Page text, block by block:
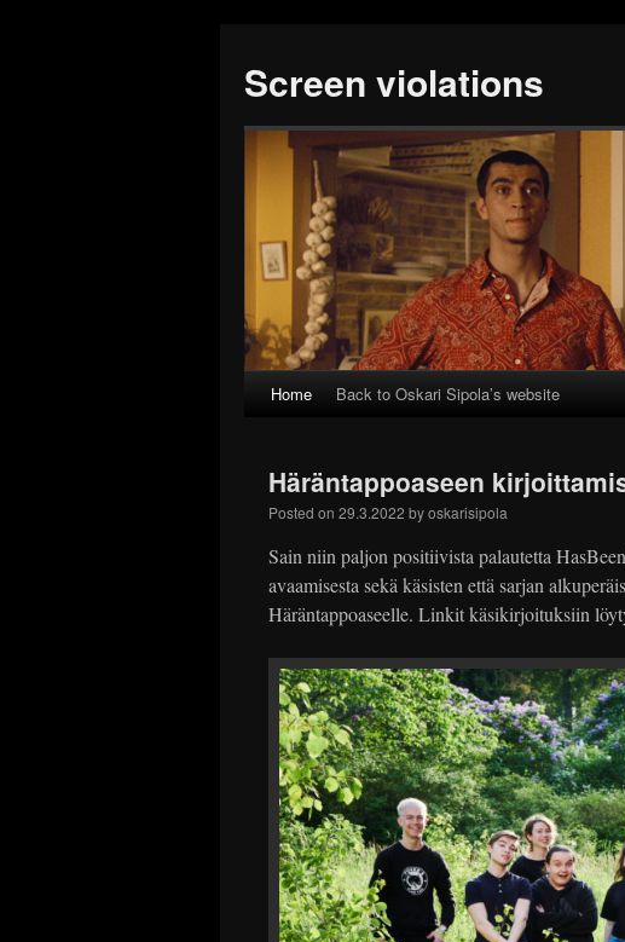
Screen violations
Home Back to Oskari Sipola’s website
Häräntappoaseen
Posted on 29.3.2022 byoskarisipola
Sain niin paljon positiivista palautetta
avaamisesta sekä käsisten että sarjan
Häräntappoaseelle. Linkit käsikirjoituksiin